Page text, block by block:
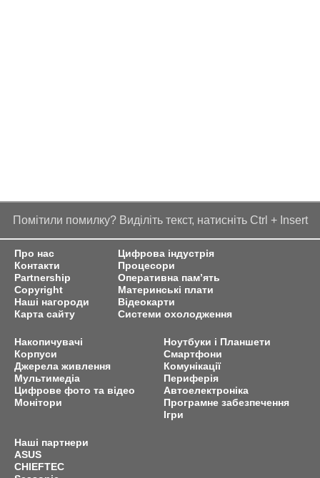
Помітили помилку? Виділіть текст, натисніть Ctrl + Insert
Про нас
Контакти
Partnership
Copyright
Наші нагороди
Карта сайту
Цифрова індустрія
Процесори
Оперативна пам’ять
Материнські плати
Відеокарти
Системи охолодження
Накопичувачі
Корпуси
Джерела живлення
Мультимедіа
Цифрове фото та відео
Монітори
Ноутбуки і Планшети
Смартфони
Комунікації
Периферія
Автоелектроніка
Програмне забезпечення
Ігри
Наші партнери
ASUS
CHIEFTEC